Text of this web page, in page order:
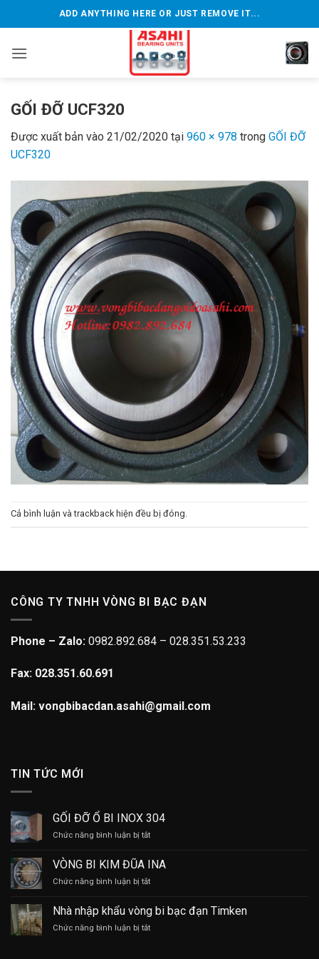
qua
dung
ADD ANYTHING HERE OR JUST REMOVE IT...
GỐI ĐỠ UCF320
Được xuất bản vào 21/02/2020 tại 960 × 978 trong GỐI ĐỠ
UCF320
Cả bình luận và trackback hiện đều bị đóng.
CÔNG TY TNHH VÒNG BI BẠC ĐẠN
Phone – Zalo: 0982.892.684 – 028.351.53.233
Fax: 028.351.60.691
Mail: vongbibacdan.asahi@gmail.com
TIN TỨC MỚI
GỐI ĐỠ Ổ BI INOX 304
Chức năng bình luận bị tắtở
ĐỠ
Ổ
BI
304
VÒNG BI KIM ĐŨA INA
Chức năng bình luận bị tắtở
BI
KIM
ĐŨA
Nhà nhập khẩu vòng bi bạc đạn Timken
Chức năng bình luận bị tắtở